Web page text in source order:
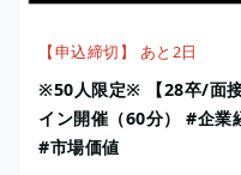
【申込締切】 あと2日
※50人限定※ 【28卒/面
イン開催（60分） #企
#市場価値